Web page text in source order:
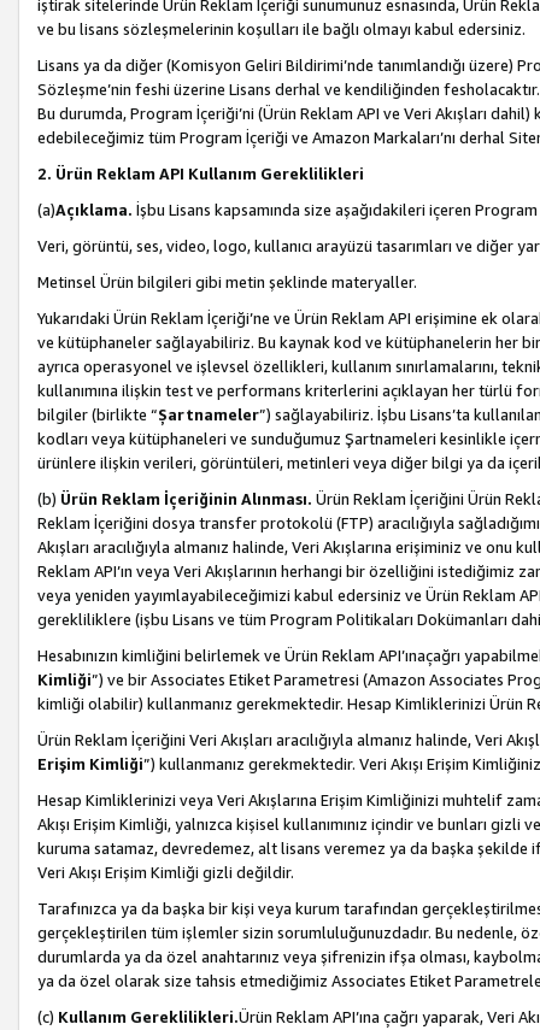
iştirak sitelerinde Ürün Reklam İçeriği sunumunuz esnasında, Ürün
ve bu lisans sözleşmelerinin koşulları ile bağlı olmayı kabul edersiniz.
Lisans ya da diğer (Komisyon Geliri Bildirimi’nde tanımlandığı üzere)
Sözleşme’nin feshi üzerine Lisans derhal ve kendiliğinden
Bu durumda, Program İçeriği’ni (Ürün Reklam API ve Veri Akışları
edebileceğimiz tüm Program İçeriği ve Amazon Markaları’nı derhal
2. Ürün Reklam API Kullanım Gereklilikleri
(a)Açıklama. İşbu Lisans kapsamında size aşağıdakileri içeren
Veri, görüntü, ses, video, logo, kullanıcı arayüzü tasarımları ve diğer
Metinsel Ürün bilgileri gibi metin şeklinde materyaller.
Yukarıdaki Ürün Reklam İçeriği’ne ve Ürün Reklam API erişimine ek
ve kütüphaneler sağlayabiliriz. Bu kaynak kod ve kütüphanelerin her
ayrıca operasyonel ve işlevsel özellikleri, kullanım sınırlamalarını,
kullanımına ilişkin test ve performans kriterlerini açıklayan her türlü
bilgiler (birlikte “Şartnameler”) sağlayabiliriz. İşbu Lisans’ta
kodları veya kütüphaneleri ve sunduğumuz Şartnameleri kesinlikle
ürünlere ilişkin verileri, görüntüleri, metinleri veya diğer bilgi ya da
(b) Ürün Reklam İçeriğinin Alınması. Ürün Reklam İçeriğini Ürün
Reklam İçeriğini dosya transfer protokolü (FTP) aracılığıyla
Akışları aracılığıyla almanız halinde, Veri Akışlarına erişiminiz ve onu
Reklam API’ın veya Veri Akışlarının herhangi bir özelliğini
veya yeniden yayımlayabileceğimizi kabul edersiniz ve Ürün Reklam
gerekliliklere (işbu Lisans ve tüm Program Politikaları Dokümanları
Hesabınızın kimliğini belirlemek ve Ürün Reklam API’ınaçağrı
Kimliği”) ve bir Associates Etiket Parametresi (Amazon Associates
kimliği olabilir) kullanmanız gerekmektedir. Hesap Kimliklerinizi Ürün
Ürün Reklam İçeriğini Veri Akışları aracılığıyla almanız halinde, Veri
Erişim Kimliği”) kullanmanız gerekmektedir. Veri Akışı Erişim
Hesap Kimliklerinizi veya Veri Akışlarına Erişim Kimliğinizi muhtelif
Akışı Erişim Kimliği, yalnızca kişisel kullanımınız içindir ve bunları
kuruma satamaz, devredemez, alt lisans veremez ya da başka şekilde
Veri Akışı Erişim Kimliği gizli değildir.
Tarafınızca ya da başka bir kişi veya kurum tarafından
gerçekleştirilen tüm işlemler sizin sorumluluğunuzdadır. Bu nedenle,
durumlarda ya da özel anahtarınız veya şifrenizin ifşa olması,
ya da özel olarak size tahsis etmediğimiz Associates Etiket
(c) Kullanım Gereklilikleri.Ürün Reklam API’ına çağrı yaparak, Veri